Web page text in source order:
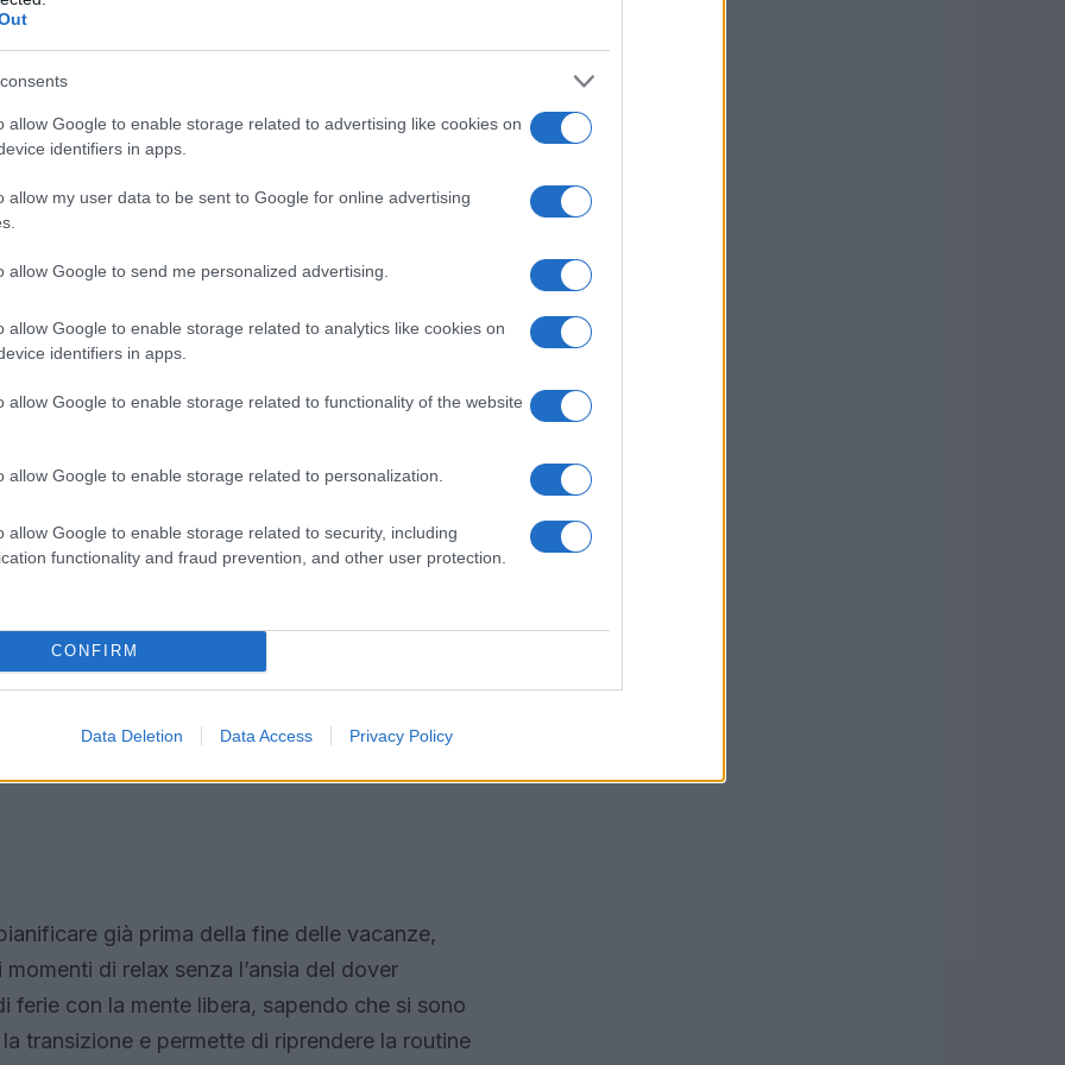
allow Google to enable storage related to advertising like cookies on
identifiers in apps.
allow my user data to be sent to Google for online advertising
allow Google to send me personalized advertising.
allow Google to enable storage related to analytics like cookies on
identifiers in apps.
allow Google to enable storage related to functionality of the website
allow Google to enable storage related to personalization.
allow Google to enable storage related to security, including
functionality and fraud prevention, and other user protection.
CONFIRM
Data Deletion Data Access Privacy Policy
la natura di queste emozioni è
e pianificazione
può trasformare un momento di
di affrontare ogni impegno con
evitando sorprese sgradite.
già prima della fine delle vacanze,
di relax senza l’ansia del dover
ferie con la mente libera, sapendo che si sono
transizione e permette di riprendere la routine